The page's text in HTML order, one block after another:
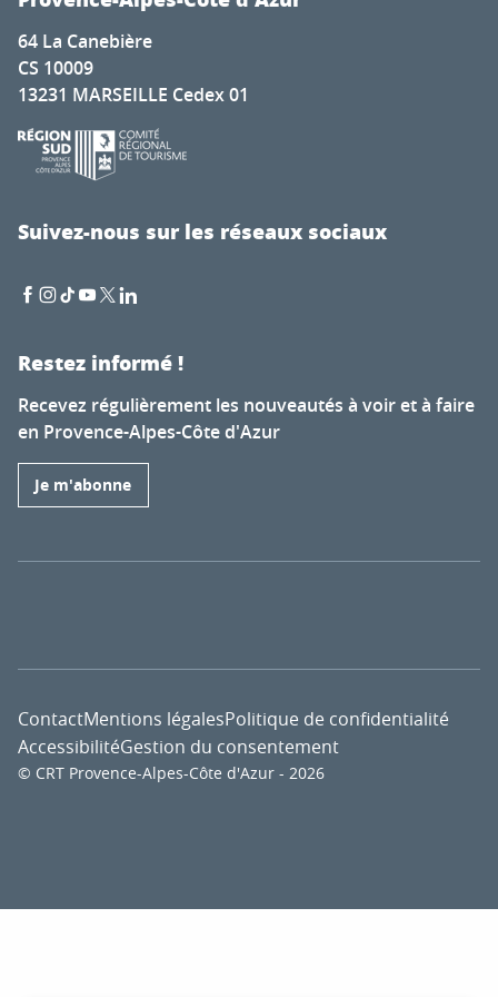
64 La Canebière
CS 10009
13231 MARSEILLE Cedex 01
Suivez-nous sur les réseaux sociaux
Restez informé !
Recevez régulièrement les nouveautés à voir et à faire
en Provence-Alpes-Côte d'Azur
Je m'abonne
© CRT Provence-Alpes-Côte d'Azur - 2026
ContactMentions légalesPolitique de confidentialité
AccessibilitéGestion du consentement